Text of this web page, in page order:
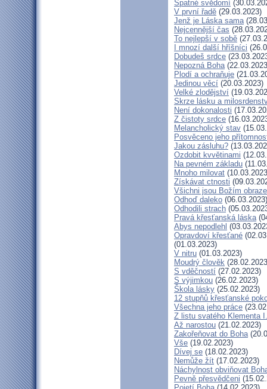
Špatné svědomí
V první řadě (29.03.2023)
Jenž je Láska sama
Nejcennější čas
To nejlepší v sobě
I mnozí další hříšníci
Dobudeš srdce
Nepozná Boha
Plodí a ochraňuje
Jedinou věcí (20.03.2023)
Velké zlodějství
Skrze lásku a
Není dokonalosti
Z čistoty srdce
Melancholický stav
Posvěceno jeho
Jakou zásluhu?
Ozdobit kvvětinami
Na pevném základu
Mnoho milovat
Získávat ctnosti
Všichni jsou Božím
Odhoď daleko (06.03.2023)
Odhodili strach
Pravá křesťanská láska
Abys nepodlehl
Opravdoví křesťané
(01.03.2023)
V nitru (01.03.2023)
Moudrý člověk
S vděčností (27.02.2023)
S výjimkou (26.02.2023)
Škola lásky (25.02.2023)
12 stupňů křesťanské
Všechna jeho práce
Z listu svatého Klementa I.
Až narostou (21.02.2023)
Zakořeňovat do Boha
Vše (19.02.2023)
Dívej se (18.02.2023)
Nemůže žít (17.02.2023)
Náchylnost obviňovat
Pevně přesvědčeni